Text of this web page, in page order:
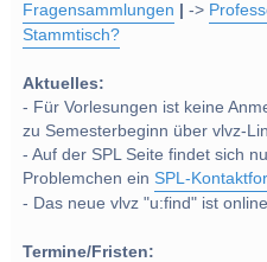
Fragensammlungen
->
Stammtisch?
Aktuelles:
- Für Vorlesungen ist keine
zu Semesterbeginn über vlvz-
- Auf der SPL Seite findet sich
Problemchen einSPL-
- Das neue vlvz "u:find" ist
Termine/Fristen: